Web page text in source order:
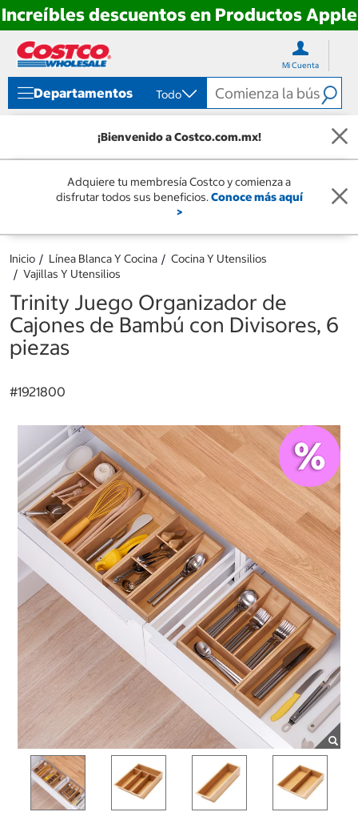
Increíbles descuentos en Productos Apple
directo
contenido
directo
menú
navegación
Mi Cuenta
Departamentos Todo
¡Bienvenido a Costco.com.mx!
Adquiere tu membresía Costco y comienza a
disfrutar todos sus beneficios.Conoce más aquí
>
Inicio Línea Blanca Y Cocina
Cocina Y Utensilios
Vajillas Y Utensilios
Trinity Juego Organizador de
Cajones de Bambú con Divisores, 6
piezas
#1921800